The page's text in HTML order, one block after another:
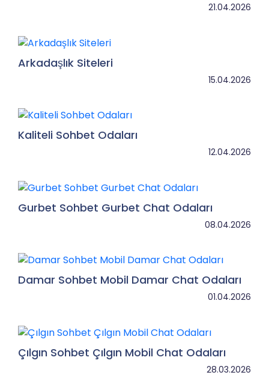
21.04.2026
Arkadaşlık Siteleri
15.04.2026
Kaliteli Sohbet Odaları
12.04.2026
Gurbet Sohbet Gurbet Chat Odaları
08.04.2026
Damar Sohbet Mobil Damar Chat Odaları
01.04.2026
Çılgın Sohbet Çılgın Mobil Chat Odaları
28.03.2026